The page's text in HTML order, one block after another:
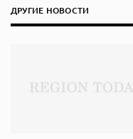
ДРУГИЕ НОВОСТИ